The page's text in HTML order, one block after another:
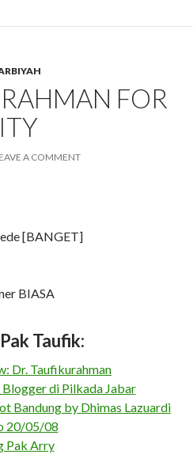
FOR
A COMMENT
[BANGET]
BIASA
Taufik:
Dr. Taufikurahman
Blogger di Pilkada Jabar
Bandung by Dhimas Lazuardi
20/05/08
Pak Arry